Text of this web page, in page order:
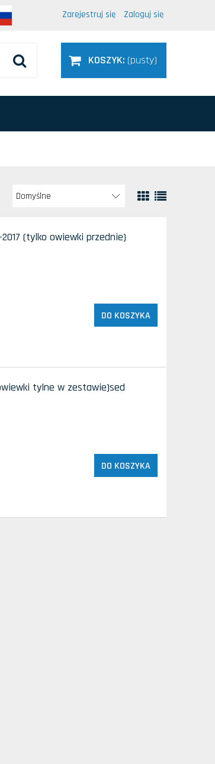
Zarejestruj się Zaloguj się
KOSZYK: (pusty)
(tylko owiewki przednie)
DO KOSZYKA
tylne w zestawie)sed
DO KOSZYKA